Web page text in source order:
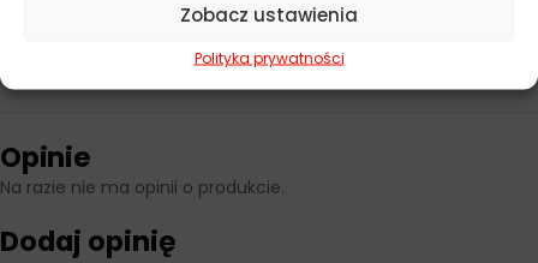
Zobacz ustawienia
Polityka prywatności
Moje Auto
Opinie
Na razie nie ma opinii o produkcie.
Dodaj opinię